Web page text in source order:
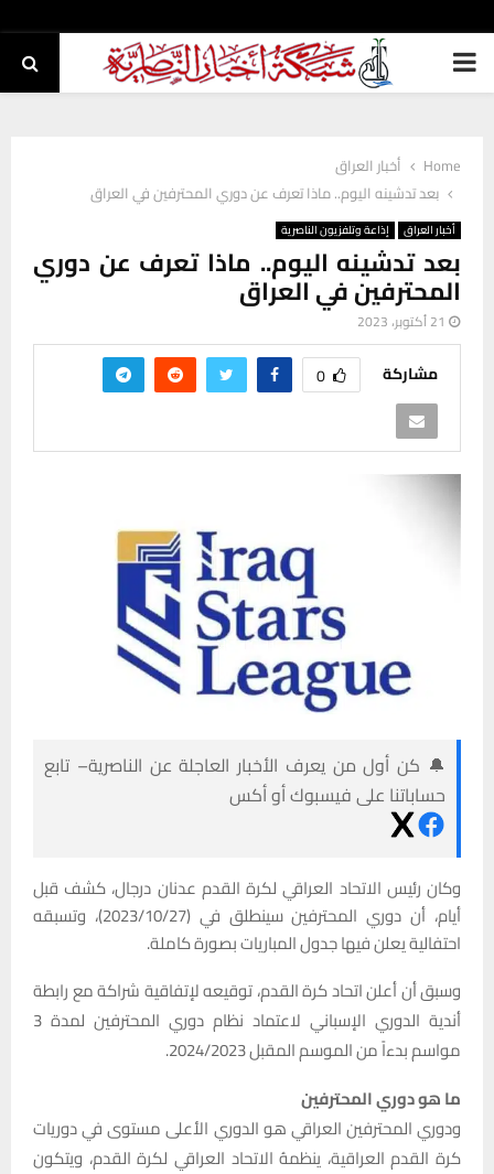
PRIMARY
Home
أخبار العراق
بعد تدشينه اليوم.. ماذا تعرف عن دوري المحترفين في العراق
أخبار العراق إذاعة وتلفزيون الناصرية
بعد تدشينه اليوم.. ماذا تعرف عن دوري
المحترفين في العراق
21 أكتوبر، 2023
مشاركة 0
🔔 كن أول من يعرف الأخبار العاجلة عن الناصرية– تابع
حساباتنا على فيسبوك أو أكس
وكان رئيس الاتحاد العراقي لكرة القدم عدنان درجال، كشف قبل
أيام، أن دوري المحترفين سينطلق في (2023/10/27)، وتسبقه
احتفالية يعلن فيها جدول المباريات بصورة كاملة.
وسبق أن أعلن اتحاد كرة القدم، توقيعه لإتفاقية شراكة مع رابطة
أندية الدوري الإسباني لاعتماد نظام دوري المحترفين لمدة 3
مواسم بدءاً من الموسم المقبل 2024/2023.
ما هو دوري المحترفين
ودوري المحترفين العراقي هو الدوري الأعلى مستوى في دوريات
كرة القدم العراقية، ينظمهُ الاتحاد العراقي لكرة القدم، ويتكون